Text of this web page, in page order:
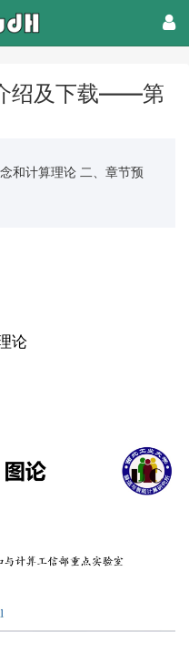
绍及下载——第
和计算理论 二、章节预
论